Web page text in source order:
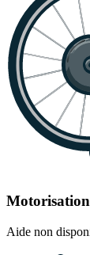
Aide non